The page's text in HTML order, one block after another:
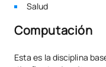
Salud
Computación
Esta es la disciplina